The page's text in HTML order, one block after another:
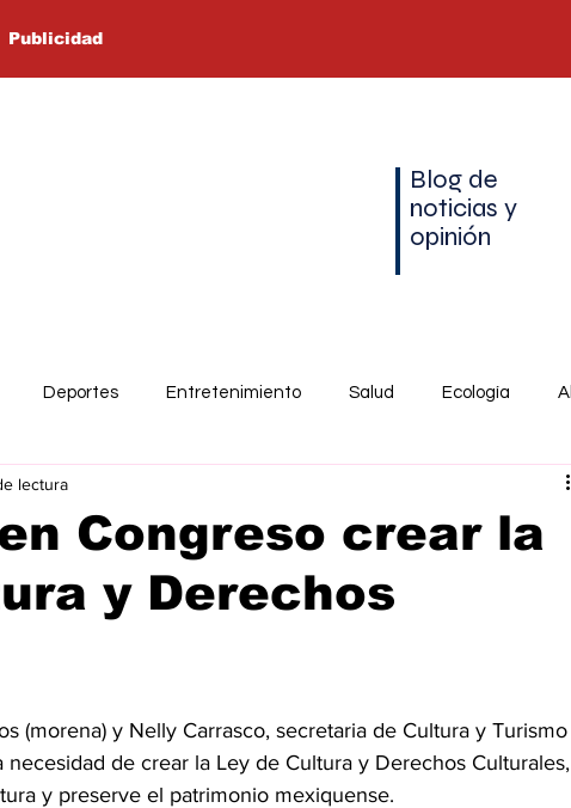
Publicidad
Blog de
noticias y
opinión
Deportes Entretenimiento Salud Ecología All
Congreso crear la
y Derechos
lectura
(morena) y Nelly Carrasco, secretaria de Cultura y Turismo
de crear la Ley de Cultura y Derechos Culturales,
y preserve el patrimonio mexiquense.